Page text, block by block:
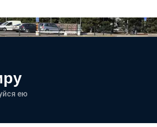
ею